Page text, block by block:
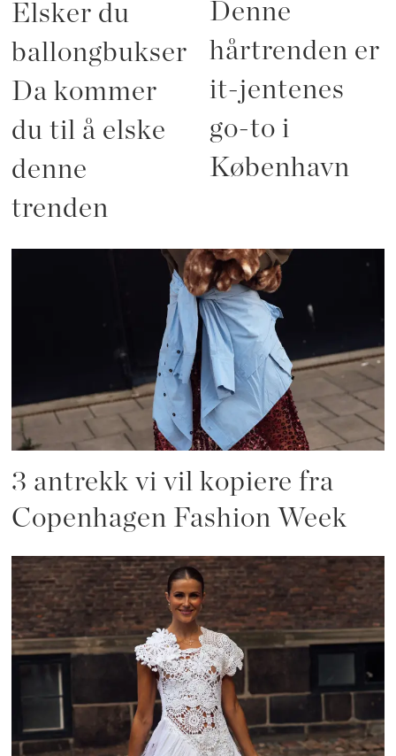
Elsker du
ballongbukser?
Da kommer
du til å elske
denne
trenden
Denne
hårtrenden er
it-jentenes
go-to i
København
3 antrekk vi vil kopiere fra
Copenhagen Fashion Week